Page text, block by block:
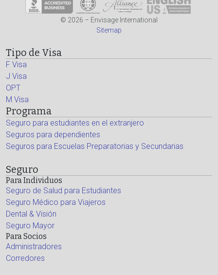
© 2026 – Envisage International
Sitemap
Tipo de Visa
F Visa
J Visa
OPT
M Visa
Programa
Seguro para estudiantes en el extranjero
Seguros para dependientes
Seguros para Escuelas Preparatorias y Secundarias
Seguro
Para Individuos
Seguro de Salud para Estudiantes
Seguro Médico para Viajeros
Dental & Visión
Seguro Mayor
Para Socios
Administradores
Corredores